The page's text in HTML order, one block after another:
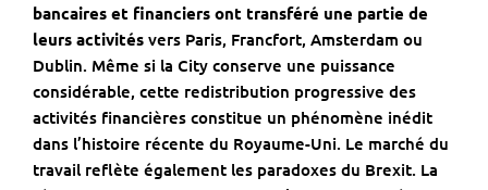
bancaires et financiers ont transféré une partie de
leurs activités vers Paris, Francfort, Amsterdam ou
Dublin. Même si la City conserve une puissance
considérable, cette redistribution progressive des
activités financières constitue un phénomène inédit
dans l’histoire récente du Royaume-Uni. Le marché du
travail reflète également les paradoxes du Brexit. La